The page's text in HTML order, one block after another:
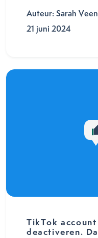
Auteur: Sarah
21 juni 2024
TikTok
deactiveren.